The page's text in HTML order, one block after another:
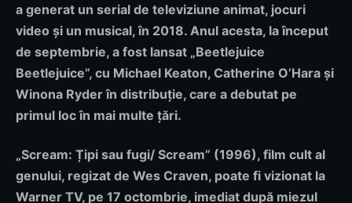
a generat un serial de televiziune animat, jocuri
video și un musical, în 2018. Anul acesta, la început
de septembrie, a fost lansat „Beetlejuice
Beetlejuice”, cu Michael Keaton, Catherine O’Hara și
Winona Ryder în distribuție, care a debutat pe
primul loc în mai multe țări.
„Scream: Țipi sau fugi/ Scream” (1996), film cult al
genului, regizat de Wes Craven, poate fi vizionat la
Warner TV, pe 17 octombrie, imediat după miezul